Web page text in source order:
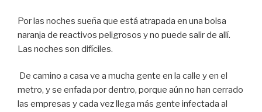
Por las noches sueña que está atrapada en una bolsa
naranja de reactivos peligrosos y no puede salir de allí.
Las noches son difíciles.
De camino a casa ve a mucha gente en la calle y en el
metro, y se enfada por dentro, porque aún no han cerrado
las empresas y cada vez llega más gente infectada al